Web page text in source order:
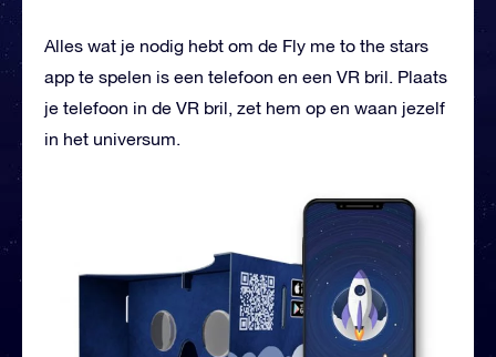
Alles wat je nodig hebt om de Fly me to the stars
app te spelen is een telefoon en een VR bril. Plaats
je telefoon in de VR bril, zet hem op en waan jezelf
in het universum.